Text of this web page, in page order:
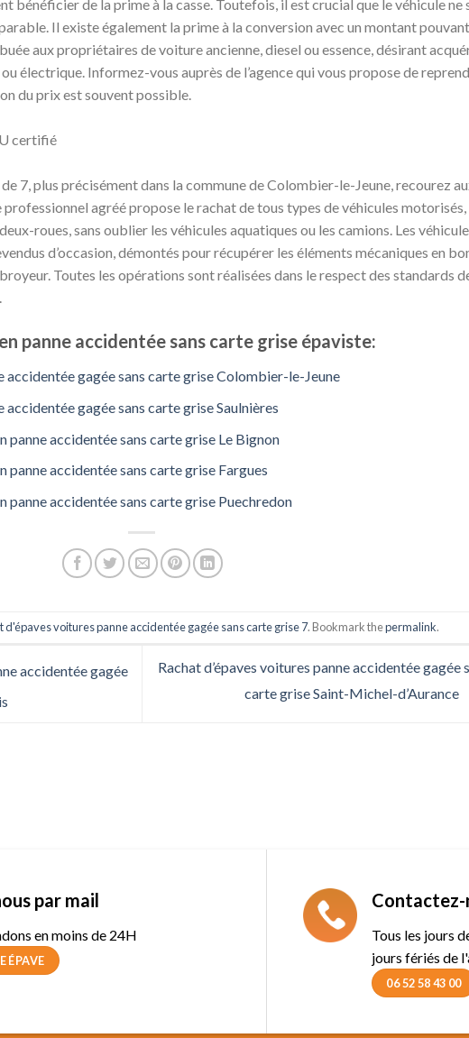
bénéficier de la prime à la casse. Toutefois, il est crucial que le véhicule ne
Il existe également la prime à la conversion avec un montant pouvant
aux propriétaires de voiture ancienne, diesel ou essence, désirant
électrique. Informez-vous auprès de l’agence qui vous propose de
du prix est souvent possible.
certifié
7, plus précisément dans la commune de Colombier-le-Jeune, recourez
agréé propose le rachat de tous types de véhicules motorisés,
roues, sans oublier les véhicules aquatiques ou les camions. Les
d’occasion, démontés pour récupérer les éléments mécaniques en
Toutes les opérations sont réalisées dans le respect des standards
panne accidentée sans carte grise épaviste:
accidentée gagée sans carte grise Colombier-le-Jeune
accidentée gagée sans carte grise Saulnières
panne accidentée sans carte grise Le Bignon
panne accidentée sans carte grise Fargues
panne accidentée sans carte grise Puechredon
d'épaves voitures panne accidentée gagée sans carte grise 7. Bookmark thepermalink.
accidentée gagée
Rachat d’épaves voitures panne accidentée gagée
carte grise Saint-Michel-d’Aurance
par mail
en moins de 24H
ÉPAVE
Contactez-
Tous les jours
jours fériés de
06 52 58 43 00